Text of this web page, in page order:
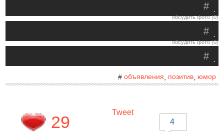
.
#
обсудить фото (0)
.
#
обсудить фото (0)
.
#
# объявления позитив, юмор
29
Tweet
4